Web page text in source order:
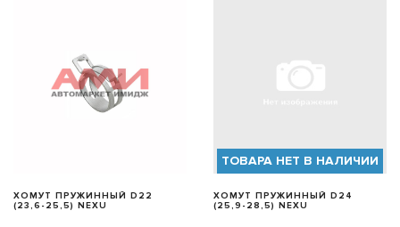
БЫСТРЫЙ ПРОСМОТР
ХОМУТ ПРУЖИННЫЙ D22
(23,6-25,5) NEXU
ТОВАРА НЕТ В НАЛИЧИИ
ХОМУТ ПРУЖИННЫЙ D24
(25,9-28,5) NEXU